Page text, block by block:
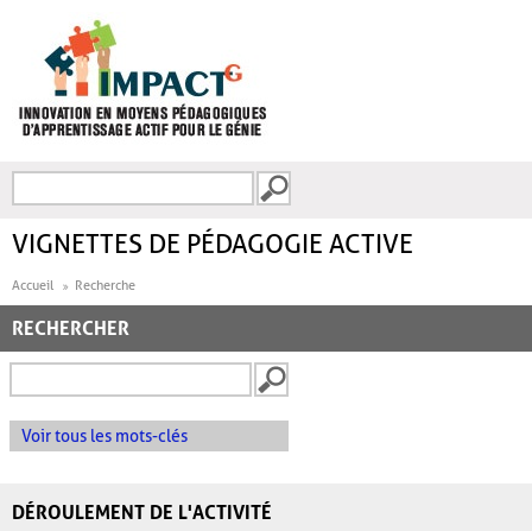
FORMULAIRE DE
VIGNETTES DE PÉDAGOGIE ACTIVE
Accueil Recherche
RECHERCHER
Voir tous les mots-clés
DÉROULEMENT DE L'ACTIVITÉ